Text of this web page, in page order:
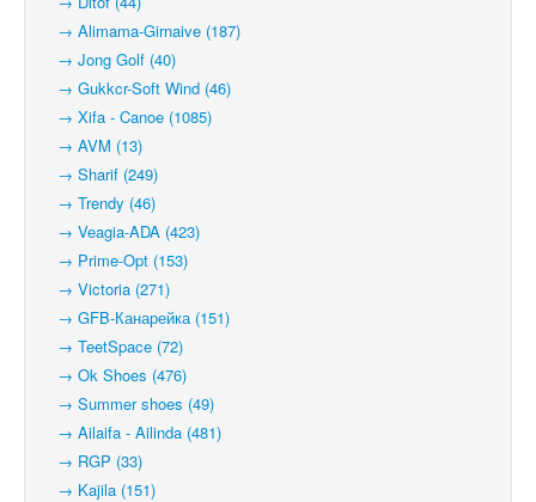
→ Alimama-Girnaive (187)
→ Jong Golf (40)
→ Gukkcr-Soft Wind (46)
→ Xifa - Canoe (1085)
→ AVM (13)
→ Sharif (249)
→ Trendy (46)
→ Veagia-ADA (423)
→ Prime-Opt (153)
→ Victoria (271)
→ GFB-Канарейка (151)
→ TeetSpace (72)
→ Ok Shoes (476)
→ Summer shoes (49)
→ Ailaifa - Ailinda (481)
→ RGP (33)
→ Kajila (151)